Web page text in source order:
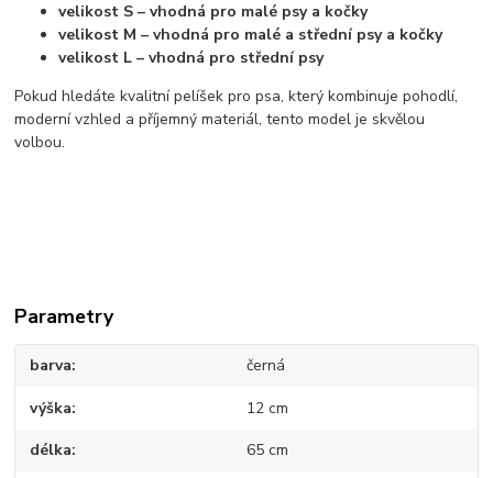
velikost S – vhodná pro malé psy a kočky
velikost M – vhodná pro malé a střední psy a kočky
velikost L – vhodná pro střední psy
Pokud hledáte kvalitní pelíšek pro psa, který kombinuje pohodlí,
moderní vzhled a příjemný materiál, tento model je skvělou
volbou.
Parametry
barva černá
výška 12 cm
délka 65 cm